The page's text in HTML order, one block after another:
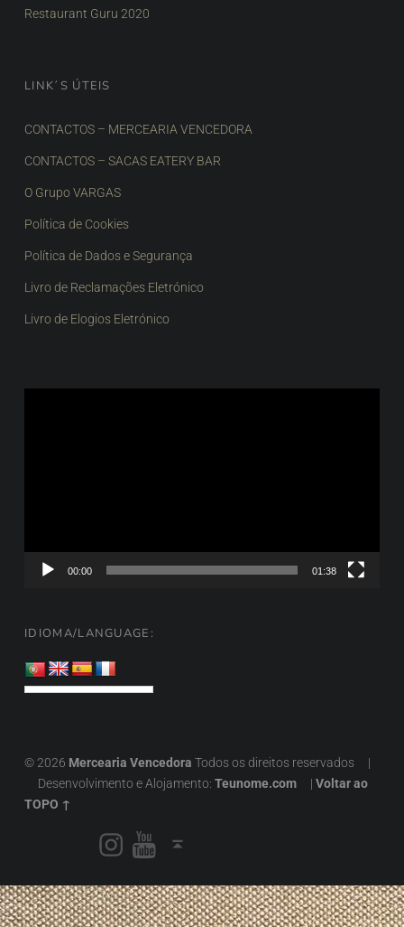
Restaurant Guru 2020
LINK´S ÚTEIS
CONTACTOS – MERCEARIA VENCEDORA
CONTACTOS – SACAS EATERY BAR
O Grupo VARGAS
Política de Cookies
Política de Dados e Segurança
Livro de Reclamações Eletrónico
Livro de Elogios Eletrónico
00:00 01:38
IDIOMA/LANGUAGE:
© 2026 Mercearia Vencedora Todos os direitos reservados
|
Desenvolvimento e Alojamento: Teunome.com | Voltar ao
TOPO ↑